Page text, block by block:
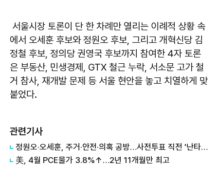
서울시장 토론이 단 한 차례만 열리는 이례적 상황 속
에서 오세훈 후보와 정원오 후보, 그리고 개혁신당 김
정철 후보, 정의당 권영국 후보까지 참여한 4자 토론
은 부동산, 민생경제, GTX 철근 누락, 서소문 고가 철
거 참사, 재개발 문제 등 서울 현안을 놓고 치열하게 맞
붙었다.
관련기사
정원오·오세훈, 주거·안전·의혹 공방…사전투표 직전 '난타전'
美, 4월 PCE물가 3.8%↑…2년 11개월만 최고